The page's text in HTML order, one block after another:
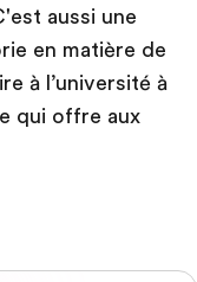
aussi une
en matière de
à l’université à
qui offre aux